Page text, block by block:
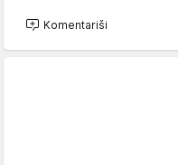
Komentariši